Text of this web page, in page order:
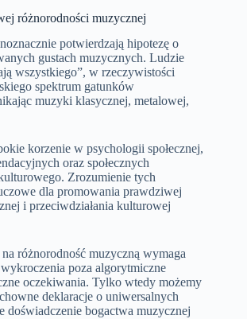
różnorodności muzycznej
potwierdzają hipotezę o
gustach muzycznych. Ludzie
wszystkiego”, w rzeczywistości
spektrum gatunków
muzyki klasycznej, metalowej,
korzenie w psychologii społecznej,
oraz społecznych
Zrozumienie tych
dla promowania prawdziwej
i przeciwdziałania kulturowej
różnorodność muzyczną wymaga
poza algorytmiczne
oczekiwania. Tylko wtedy możemy
deklaracje o uniwersalnych
doświadczenie bogactwa muzycznej